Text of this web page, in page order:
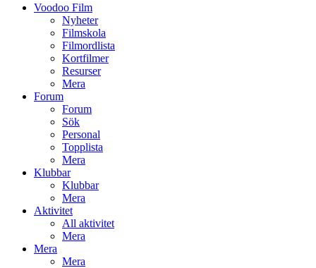
Voodoo Film
Nyheter
Filmskola
Filmordlista
Kortfilmer
Resurser
Mera
Forum
Forum
Sök
Personal
Topplista
Mera
Klubbar
Klubbar
Mera
Aktivitet
All aktivitet
Mera
Mera
Mera